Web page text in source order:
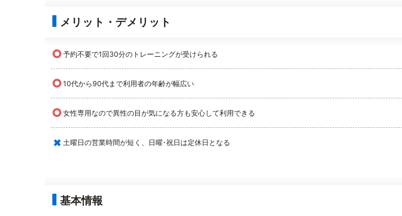
メリット・デメリット
○予約不要で1回30分のトレーニングが受けられる
○10代から90代まで利用者の年齢が幅広い
○女性専用なので異性の目が気になる方も安心して利用できる
× 土曜日の営業時間が短く、日曜･祝日は定休日となる
基本情報